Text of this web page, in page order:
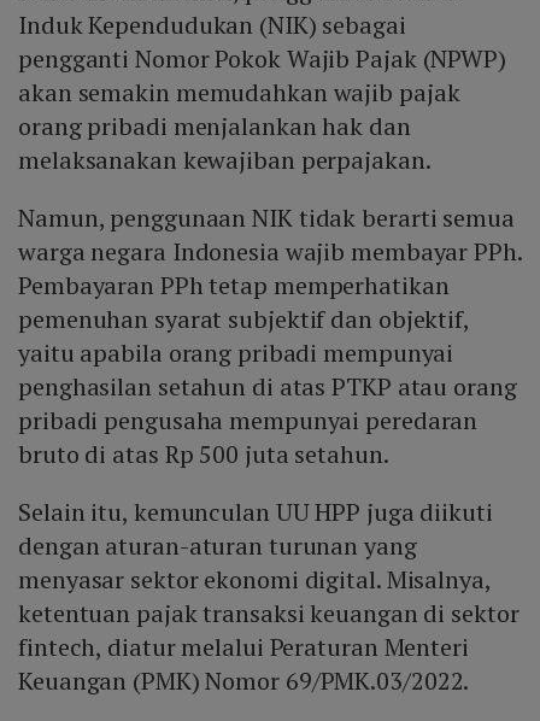
Induk Kependudukan (NIK) sebagai
pengganti Nomor Pokok Wajib Pajak (NPWP)
akan semakin memudahkan wajib pajak
orang pribadi menjalankan hak dan
melaksanakan kewajiban perpajakan.
Namun, penggunaan NIK tidak berarti semua
warga negara Indonesia wajib membayar PPh.
Pembayaran PPh tetap memperhatikan
pemenuhan syarat subjektif dan objektif,
yaitu apabila orang pribadi mempunyai
penghasilan setahun di atas PTKP atau orang
pribadi pengusaha mempunyai peredaran
bruto di atas Rp 500 juta setahun.
Selain itu, kemunculan UU HPP juga diikuti
dengan aturan-aturan turunan yang
menyasar sektor ekonomi digital. Misalnya,
ketentuan pajak transaksi keuangan di sektor
fintech, diatur melalui Peraturan Menteri
Keuangan (PMK) Nomor 69/PMK.03/2022.